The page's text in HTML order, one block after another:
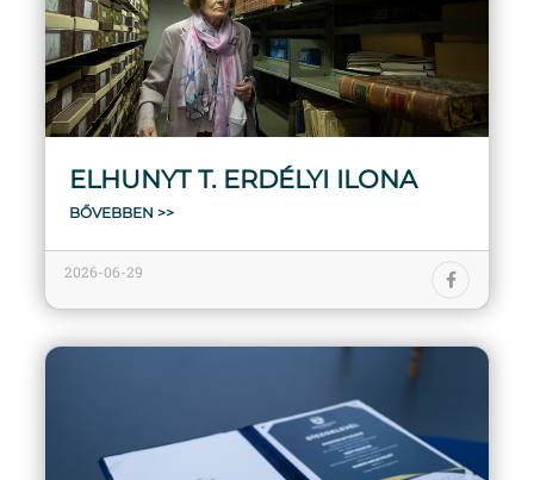
ELHUNYT T. ERDÉLYI ILONA
BŐVEBBEN >>
2026-06-29